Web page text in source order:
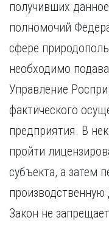
Иркутск
К
Казань
Калининград
Кемерово
Киров
Краснодар
Красноярск
Курган
Курск
Л
Липецк
получивших
полномочий
сфере
необходимо
Управление
фактического
предприятия. В
пройти
субъекта, а затем
Закон не